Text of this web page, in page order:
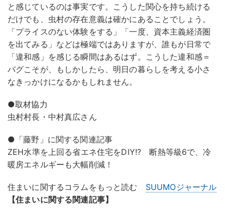
と感じているのは事実です。こうした関心を持ち続ける
だけでも、虫村の存在意義は確かにあることでしょう。
「プライスのない体験をする」「一度、資本主義経済圏
を出てみる」などは極端ではありますが、誰もが日常で
「違和感」を感じる瞬間はあるはず。こうした違和感＝
バグこそが、もしかしたら、明日の暮らしを考える小さ
なきっかけになるかもしれません。
●取材協力
虫村村長・中村真広さん
●「藤野」に関する関連記事
ZEH水準を上回る省エネ住宅をDIY!? 断熱等級6で、冷
暖房エネルギーも大幅削減！
住まいに関するコラムをもっと読む SUUMOジャーナル
【住まいに関する関連記事】